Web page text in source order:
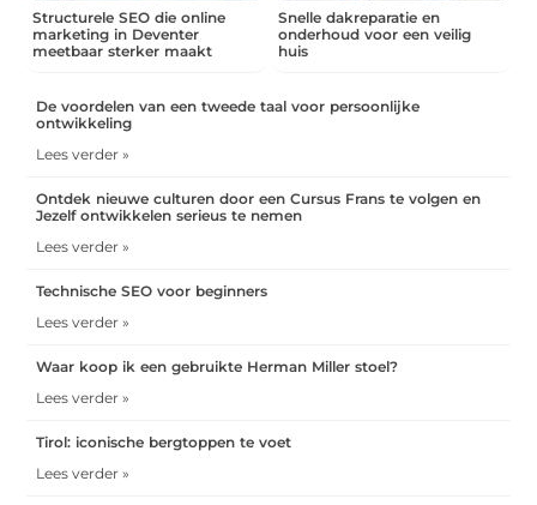
Structurele SEO die online
marketing in Deventer
meetbaar sterker maakt
Snelle dakreparatie en
onderhoud voor een veilig
huis
De voordelen van een tweede taal voor persoonlijke
ontwikkeling
Lees verder »
Ontdek nieuwe culturen door een Cursus Frans te volgen en
Jezelf ontwikkelen serieus te nemen
Lees verder »
Technische SEO voor beginners
Lees verder »
Waar koop ik een gebruikte Herman Miller stoel?
Lees verder »
Tirol: iconische bergtoppen te voet
Lees verder »